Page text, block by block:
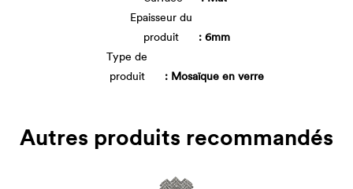
Epaisseur du
produit
: 6mm
Type de
produit
: Mosaïque en verre
Autres produits recommandés